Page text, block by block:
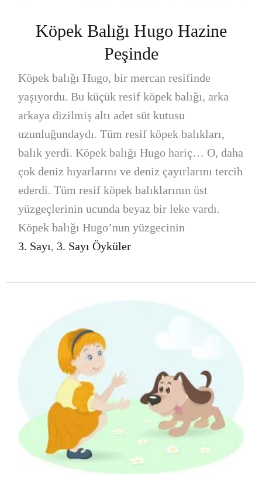
Köpek Balığı Hugo Hazine
Peşinde
Köpek balığı Hugo, bir mercan resifinde
yaşıyordu. Bu küçük resif köpek balığı, arka
arkaya dizilmiş altı adet süt kutusu
uzunluğundaydı. Tüm resif köpek balıkları,
balık yerdi. Köpek balığı Hugo hariç… O, daha
çok deniz hıyarlarını ve deniz çayırlarını tercih
ederdi. Tüm resif köpek balıklarının üst
yüzgeçlerinin ucunda beyaz bir leke vardı.
Köpek balığı Hugo’nun yüzgecinin
3. Sayı, 3. Sayı Öyküler